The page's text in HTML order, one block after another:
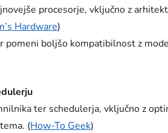
procesorje, vključno z
Hardware)
boljšo kompatibilnost z
ter schedulerja, vključno z
(How-To Geek)